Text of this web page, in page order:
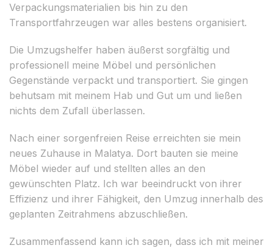
Verpackungsmaterialien bis hin zu den
Transportfahrzeugen war alles bestens organisiert.
Die Umzugshelfer haben äußerst sorgfältig und
professionell meine Möbel und persönlichen
Gegenstände verpackt und transportiert. Sie gingen
behutsam mit meinem Hab und Gut um und ließen
nichts dem Zufall überlassen.
Nach einer sorgenfreien Reise erreichten sie mein
neues Zuhause in Malatya. Dort bauten sie meine
Möbel wieder auf und stellten alles an den
gewünschten Platz. Ich war beeindruckt von ihrer
Effizienz und ihrer Fähigkeit, den Umzug innerhalb des
geplanten Zeitrahmens abzuschließen.
Zusammenfassend kann ich sagen, dass ich mit meiner